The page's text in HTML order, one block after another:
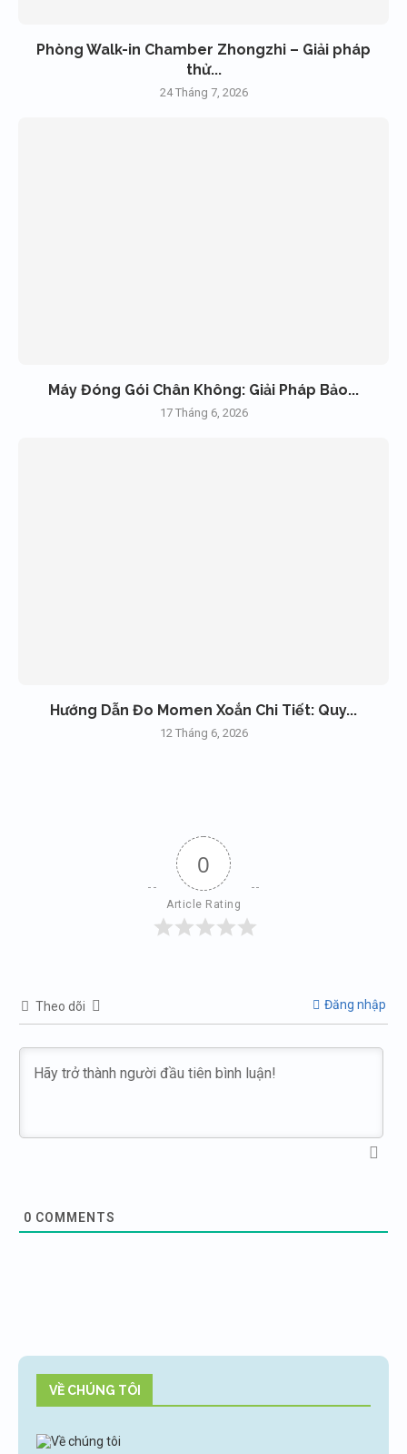
Phòng Walk-in Chamber Zhongzhi – Giải pháp
thử...
24 Tháng 7, 2026
Máy Đóng Gói Chân Không: Giải Pháp Bảo...
17 Tháng 6, 2026
Hướng Dẫn Đo Momen Xoắn Chi Tiết: Quy...
12 Tháng 6, 2026
0
Article Rating
Theo dõi Đăng nhập
0 COMMENTS
VỀ CHÚNG TÔI